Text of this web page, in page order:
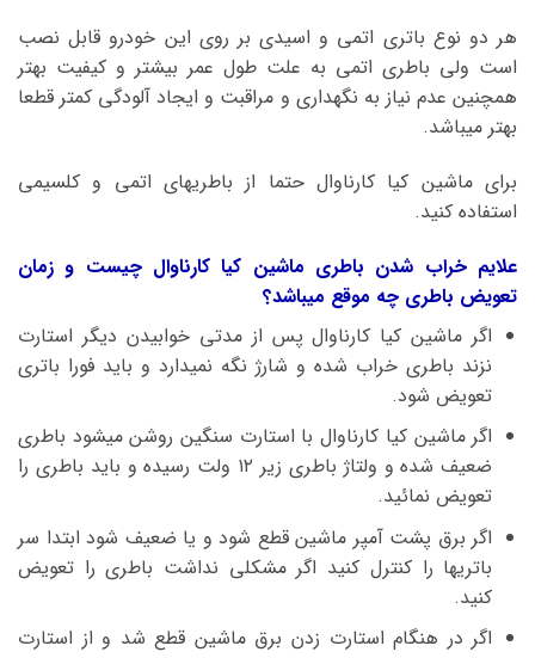
هر دو نوع باتری اتمی و اسیدی بر روی این خودرو قابل نصب
است ولی باطری اتمی به علت طول عمر بیشتر و کیفیت بهتر
همچنین عدم نیاز به نگهداری و مراقبت و ایجاد آلودگی کمتر قطعا
بهتر میباشد.
برای ماشین کیا کارناوال حتما از باطریهای اتمی و کلسیمی
استفاده کنید.
علایم خراب شدن باطری ماشین کیا کارناوال چیست و زمان
تعویض باطری چه موقع میباشد؟
اگر ماشین کیا کارناوال پس از مدتی خوابیدن دیگر استارت
نزند باطری خراب شده و شارژ نگه نمیدارد و باید فورا باتری
تعویض شود.
اگر ماشین کیا کارناوال با استارت سنگین روشن میشود باطری
ضعیف شده و ولتاژ باطری زیر ۱۲ ولت رسیده و باید باطری را
تعویض نمائید.
اگر برق پشت آمپر ماشین قطع شود و یا ضعیف شود ابتدا سر
باتریها را کنترل کنید اگر مشکلی نداشت باطری را تعویض
کنید.
اگر در هنگام استارت زدن برق ماشین قطع شد و از استارت